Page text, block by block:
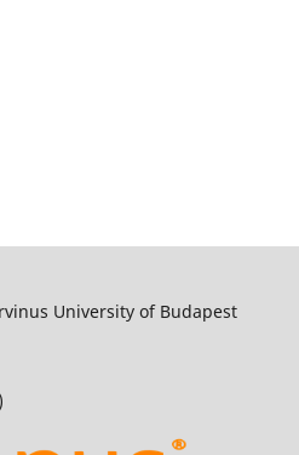
University of Budapest